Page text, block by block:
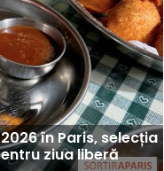
în Paris, selecția
ziua liberă